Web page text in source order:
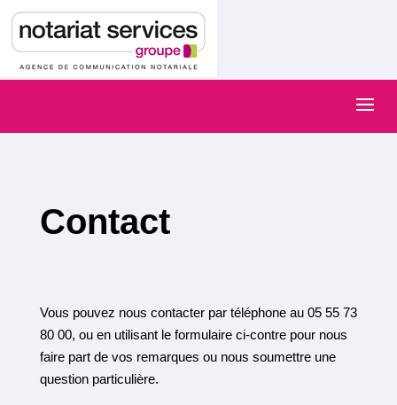
Contact
Vous pouvez nous contacter par téléphone au 05 55 73
80 00, ou en utilisant le formulaire ci-contre pour nous
faire part de vos remarques ou nous soumettre une
question particulière.